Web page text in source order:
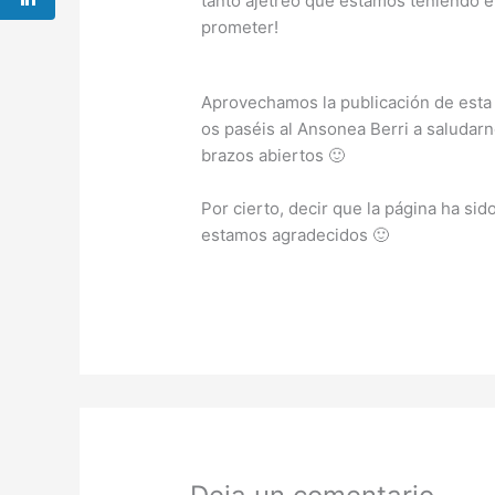
prometer!
Aprovechamos la publicación de
os paséis al Ansonea Berri a
brazos abiertos 🙂
Por cierto, decir que la página ha
estamos agradecidos 🙂